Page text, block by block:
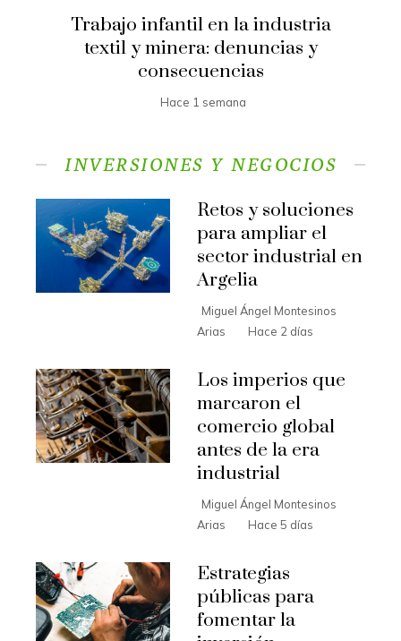
Trabajo infantil en la industria
textil y minera: denuncias y
consecuencias
Hace 1 semana
INVERSIONES Y NEGOCIOS
Retos y soluciones
para ampliar el
sector industrial en
Argelia
Miguel Ángel Montesinos
Arias
Hace 2 días
Los imperios que
marcaron el
comercio global
antes de la era
industrial
Miguel Ángel Montesinos
Arias
Hace 5 días
Estrategias
públicas para
fomentar la